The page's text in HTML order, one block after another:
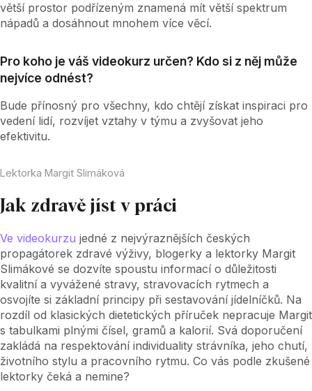
větší prostor podřízeným znamená mít větší spektrum
nápadů a dosáhnout mnohem více věcí.
Pro koho je váš videokurz určen? Kdo si z něj může
nejvíce odnést?
Bude přínosný pro všechny, kdo chtějí získat inspiraci pro
vedení lidí, rozvíjet vztahy v týmu a zvyšovat jeho
efektivitu.
Lektorka Margit Slimáková
Jak zdravě jíst v práci
Ve videokurzu jedné z nejvýraznějších českých
propagátorek zdravé výživy, blogerky a lektorky Margit
Slimákové se dozvíte spoustu informací o důležitosti
kvalitní a vyvážené stravy, stravovacích rytmech a
osvojíte si základní principy při sestavování jídelníčků. Na
rozdíl od klasických dietetických příruček nepracuje Margit
s tabulkami plnými čísel, gramů a kalorií. Svá doporučení
zakládá na respektování individuality strávníka, jeho chutí,
životního stylu a pracovního rytmu. Co vás podle zkušené
lektorky čeká a nemine?